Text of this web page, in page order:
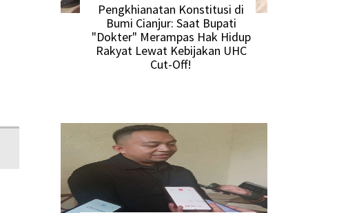
Pengkhianatan Konstitusi di
Bumi Cianjur: Saat Bupati
"Dokter" Merampas Hak Hidup
Rakyat Lewat Kebijakan UHC
Cut-Off!